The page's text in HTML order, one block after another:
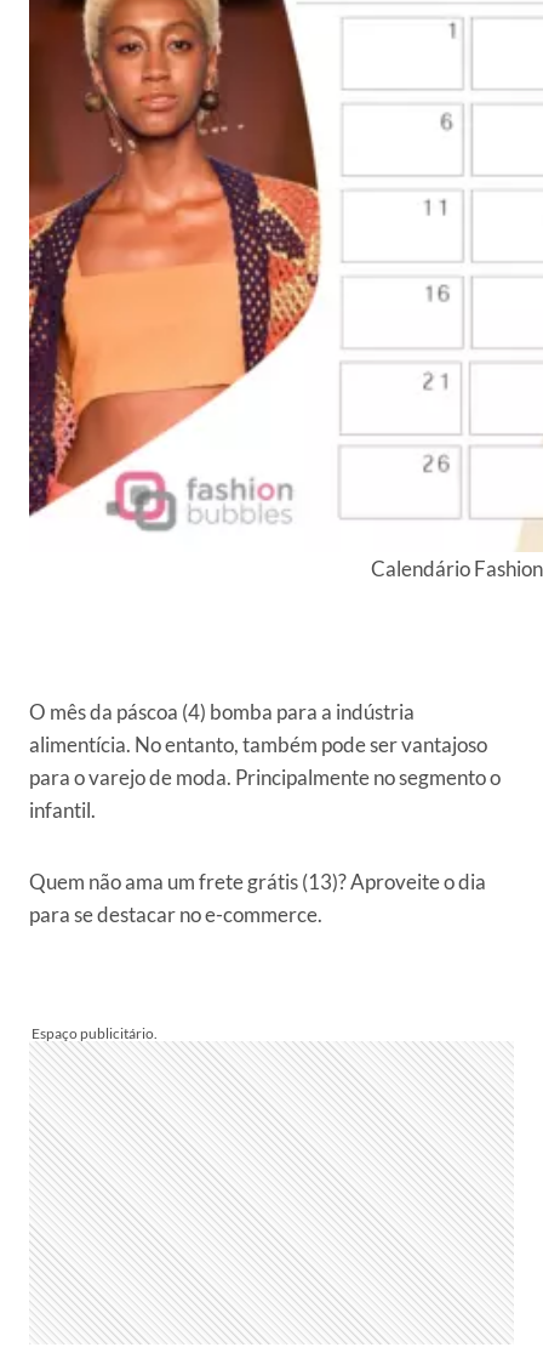
Calendário
O mês da páscoa (4) bomba para a indústria
alimentícia. No entanto, também pode ser vantajoso
para o varejo de moda. Principalmente no segmento o
infantil.
Quem não ama um frete grátis (13)? Aproveite o dia
para se destacar no e-commerce.